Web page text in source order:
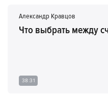
Александр Кравцов
Что выбрать между
38:31